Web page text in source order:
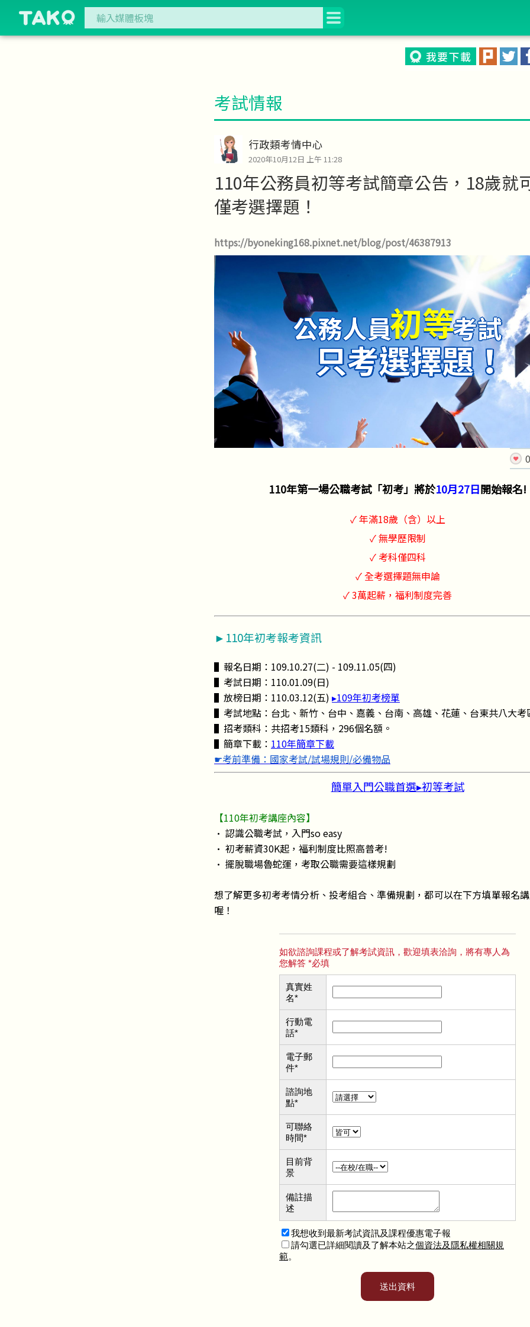
考試情報
行政類考情中心
2020年10月12日 上午 11:28
110年公務員初等考試簡章公告，18歲就
僅考選擇題！
https://byoneking168.pixnet.net/blog/post/46387913
0
110年第一場公職考試「初考」將於10月27日開始報名!
✓ 年滿18歲（含）以上
✓ 無學歷限制
✓ 考科僅四科
✓ 全考選擇題無申論
✓ 3萬起薪，福利制度完善
►110年初考報考資訊
▌報名日期：109.10.27(二) - 109.11.05(四)
▌考試日期：110.01.09(日)
▌放榜日期：110.03.12(五) ▸109年初考榜單
▌考試地點：台北、新竹、台中、嘉義、台南、高雄、花蓮、台東共八大考
▌招考類科：共招考15類科，296個名額。
▌簡章下載： 110年簡章下載
☛考前準備：國家考試/試場規則/必備物品
簡單入門公職首選▸初等考試​
【110年初考講座內容】
• 認識公職考試，入門so easy
• 初考薪資30K起，福利制度比照高普考!
• 擺脫職場魯蛇運，考取公職需要這樣規劃
想了解更多初考考情分析、投考組合、準備規劃，都可以在下方填單報名
喔！